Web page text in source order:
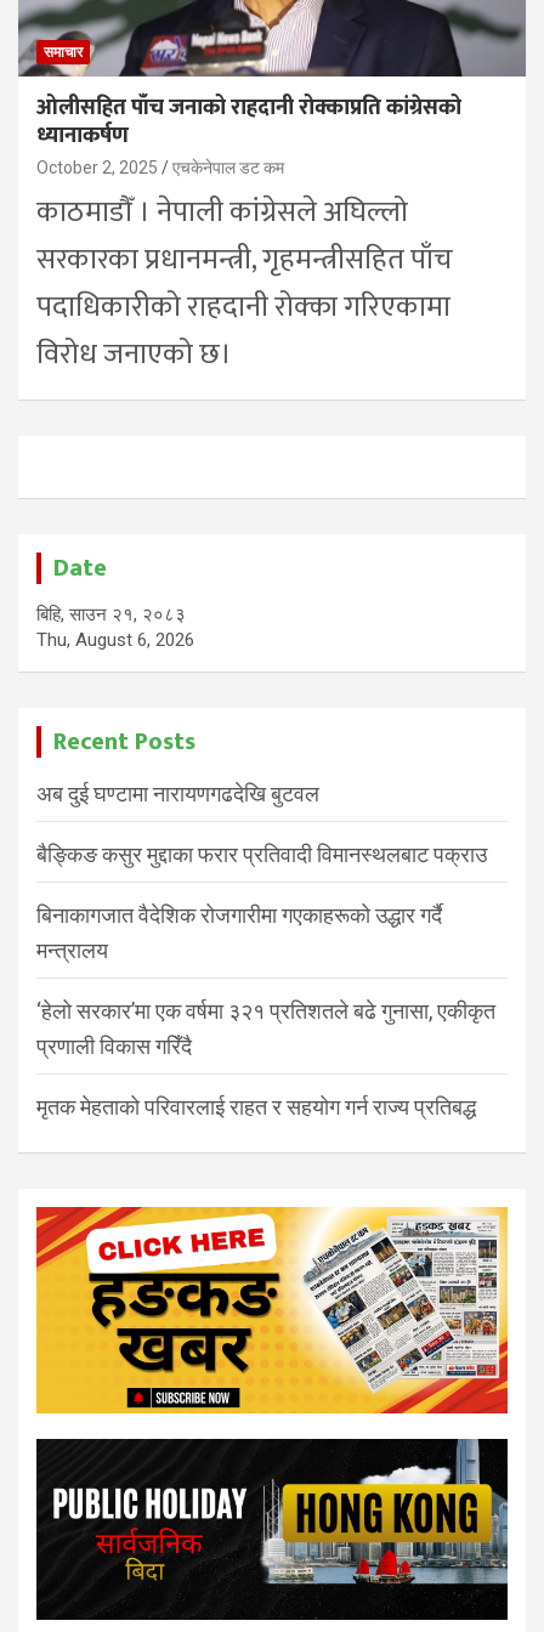
समाचार
ओलीसहित पाँच जनाको राहदानी रोक्काप्रति कांग्रेसको
ध्यानाकर्षण
October 2, 2025 एचकेनेपाल डट कम
काठमाडौँ । नेपाली कांग्रेसले अघिल्लो
सरकारका प्रधानमन्त्री, गृहमन्त्रीसहित पाँच
पदाधिकारीको राहदानी रोक्का गरिएकामा
विरोध जनाएको छ।
Date
बिहि, साउन २१, २०८३
Thu, August 6, 2026
Recent Posts
अब दुई घण्टामा नारायणगढदेखि बुटवल
बैङ्किङ कसुर मुद्दाका फरार प्रतिवादी विमानस्थलबाट पक्राउ
बिनाकागजात वैदेशिक रोजगारीमा गएकाहरूको उद्धार गर्दै
मन्त्रालय
‘हेलो सरकार’मा एक वर्षमा ३२१ प्रतिशतले बढे गुनासा, एकीकृत
प्रणाली विकास गरिँदै
मृतक मेहताको परिवारलाई राहत र सहयोग गर्न राज्य प्रतिबद्ध